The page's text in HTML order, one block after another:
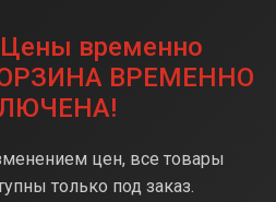
временно
ВРЕМЕННО
цен, все товары
только под заказ.